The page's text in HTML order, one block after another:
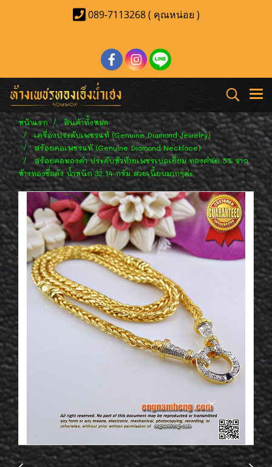
089-7113268 ( คุณหน่อย )
หน้าแรก
สินค้าทั้งหมด
เครื่องประดับเพชรแท้ (Genuine Diamond Jewelry)
สร้อยคอเพชรแท้ (Genuine Diamond Necklace)
สร้อยคอทองคำ ประดับหัวท้ายเพชรเบลเยี่ยม ทองคำ96.5% จาก
ห้างทองชื่อดัง น้ำหนัก 32.14 กรัม สวยเนี้ยบมากๆค่ะ